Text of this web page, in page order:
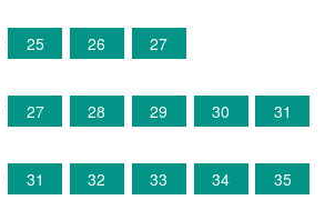
25 26 27
27 28 29 30 31
31 32 33 34 35